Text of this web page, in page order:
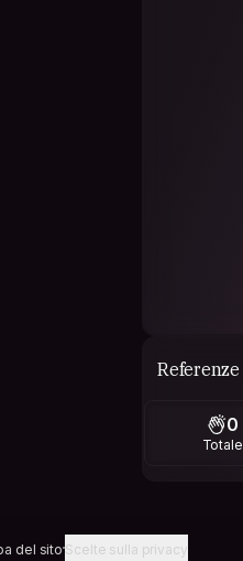
Referenze
0
Totale
del sitoScelte sulla privacy